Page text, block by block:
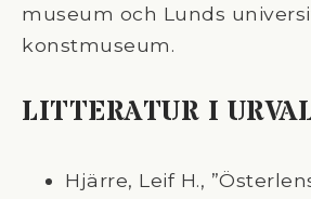
museum och Lunds
konstmuseum.
LITTERATUR I
Hjärre, Leif H.,